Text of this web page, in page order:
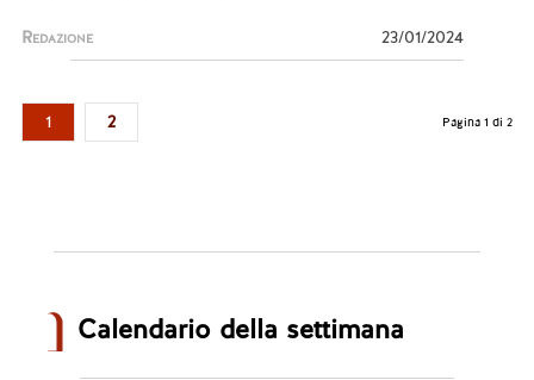
Redazione 23/01/2024
1 2 Pagina 1 di 2
Calendario della settimana